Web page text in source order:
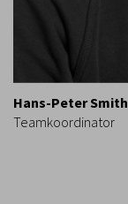
Hans-Peter Smith
Teamkoordinator